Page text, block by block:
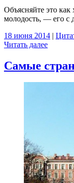
Объясняйте это
молодость, — его с
18 июня 2014 |
Читать далее
Самые